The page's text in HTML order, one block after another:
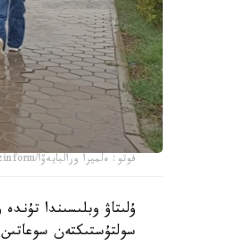
فوتو: ەلميرا ورالبايەۆا/kazinform
ۇلىتاۋ وبلىسىندا